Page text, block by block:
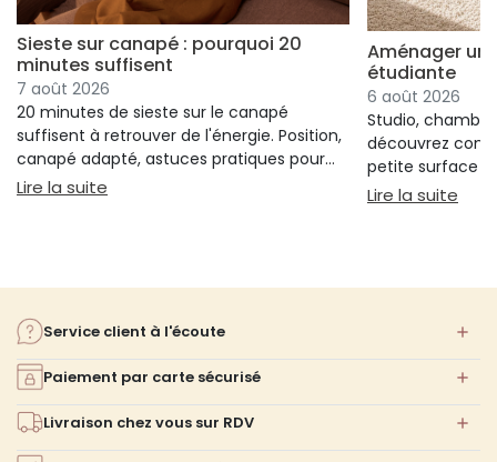
Sieste sur canapé : pourquoi 20
minutes suffisent
7 août 2026
20 minutes de sieste sur le canapé
suffisent à retrouver de l'énergie. Position,
canapé adapté, astuces pratiques pour
bien s'installer.
Lire la suite : Sieste sur canapé : pourquoi 20 minutes
Aménager un
étudiante
6 août 2026
Studio,
découvrez
petite surface à
confort ni
Lire la suite
Service client à l'écoute
Paiement par carte sécurisé
Livraison chez vous sur RDV